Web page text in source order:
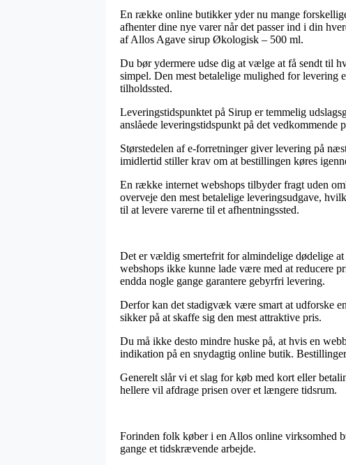
En række online butikker yder nu mange
afhenter dine nye varer når det passer ind i din
af Allos Agave sirup Økologisk – 500 ml.
Du bør ydermere udse dig at vælge at få sendt til
simpel. Den mest betalelige mulighed for levering
tilholdssted.
Leveringstidspunktet på Sirup er temmelig
anslåede leveringstidspunkt på det vedkommende
Størstedelen af e-forretninger giver levering på
imidlertid stiller krav om at bestillingen køres
En række internet webshops tilbyder fragt uden
overveje den mest betalelige leveringsudgave,
til at levere varerne til et afhentningssted.
Det er vældig smertefrit for almindelige dødelige
webshops ikke kunne lade være med at reducere
endda nogle gange garantere gebyrfri levering.
Derfor kan det stadigvæk være smart at udforske
sikker på at skaffe sig den mest attraktive pris.
Du må ikke desto mindre huske på, at hvis en
indikation på en snydagtig online butik.
Generelt slår vi et slag for køb med kort eller
hellere vil afdrage prisen over et længere tidsrum.
Forinden folk køber i en Allos online virksomhed
gange et tidskrævende arbejde.